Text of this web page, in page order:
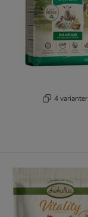
4 varianter